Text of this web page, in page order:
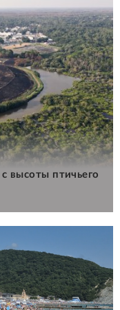
высоты птичьего